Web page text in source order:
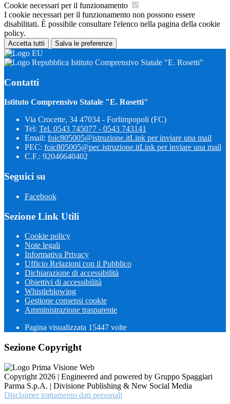
Cookie necessari per il funzionamento
I cookie necessari per il funzionamento non possono essere
disabilitati. È possibile consultare l'elenco nella pagina della cookie
policy.
Accetta tutti Salva le preferenze
Istituto Comprensivo Statale "E. Rosetti"
Contatti
Istituto Comprensivo Statale "E. Rosetti"
Via Crocette, 34 47034 - Forlimpopoli (FC)
Tel: Tel. 0543 745077 - 0543 743141
Email: foic805005@istruzione.itLink per inviare una mail
PEC: foic805005@pec.istruzione.itLink per inviare una mail
C.F.: 92046640402
Seguici su
Facebook
Sezione Link Utili
Cookie policy
Note legali
Informativa Privacy
Ufficio Relazioni con il Pubblico
Dichiarazione di accessibilità
Obiettivi di accessibilità
Whistleblowing
Gestione consensi cookie
Amministrazione trasparente
Pagina visualizzata 15447 volte
Sezione Copyright
Copyright 2026 | Engineered and powered by Gruppo Spaggiari
Parma S.p.A. | Divisione Publishing & New Social Media
Disclaimer trattamento dati personali